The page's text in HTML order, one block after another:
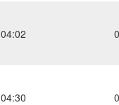
04:02
04:30